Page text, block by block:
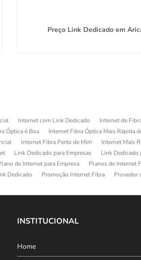
Preço Link Dedicado em
Internet com Link Dedicado Internet de
Óptica é Boa Internet Fibra Óptica Mais Rápida
Internet Fibra Perto de Mim Internet Mais
Link Dedicado para Empresas Link Dedicado
de Internet para Empresa Planos de Internet
Dedicado Promoção Internet Fibra Provedor
INSTITUCIONAL
Home